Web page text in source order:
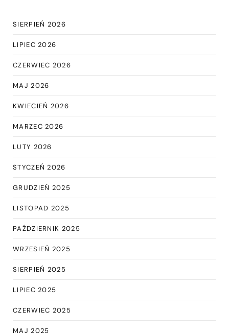
SIERPIEŃ 2026
LIPIEC 2026
CZERWIEC 2026
MAJ 2026
KWIECIEŃ 2026
MARZEC 2026
LUTY 2026
STYCZEŃ 2026
GRUDZIEŃ 2025
LISTOPAD 2025
PAŹDZIERNIK 2025
WRZESIEŃ 2025
SIERPIEŃ 2025
LIPIEC 2025
CZERWIEC 2025
MAJ 2025